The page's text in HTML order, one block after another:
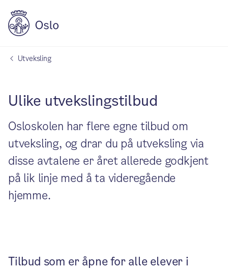
Utveksling
Ulike utvekslingstilbud
Osloskolen har flere egne tilbud om
utveksling, og drar du på utveksling via
disse avtalene er året allerede godkjent
på lik linje med å ta videregående
hjemme.
Tilbud som er åpne for alle elever i